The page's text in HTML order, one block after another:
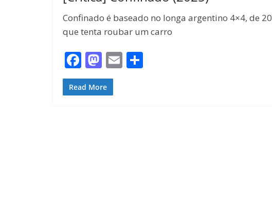
Confinado é baseado no longa argentino 4×4, de
que tenta roubar um carro
F
ac
e
M
as
to
E
m
Read More